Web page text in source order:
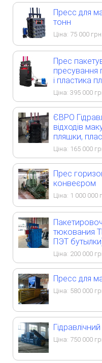
Пресс для
тонн
Ціна: 75 000 грн.
Прес
пресування
і пластика
Ціна: 395 000
ЄВРО
відходів
пляшки,
Ціна: 165 000
Прес
конвеєром
Ціна: 1 000 000
тюкования
ПЭТ
Ціна: 200 000
Пресс для
Ціна: 580 000
Ціна: 750 000